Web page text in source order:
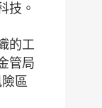
技。
的工
管局
區